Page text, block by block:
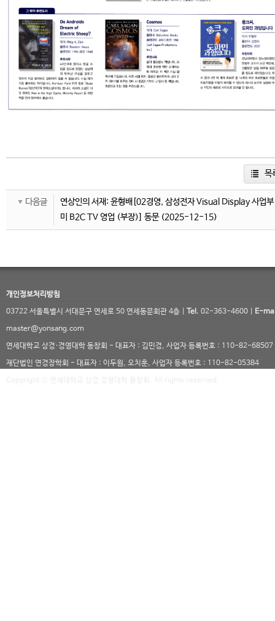
목
다음글
연상인의 서재: 윤형배[02경영, 삼성전자 Visual Display 사업부
미 B2C TV 영업 (부장)] 동문(2025-12-15)
개인정보처리방침
03722 서울특별시 서대문구 연세로 50 연세동문회관 4층 |
Tel. 02-363-4600 | E-
master@yonsang.com
연세대학교 상경·경영대학 동창회 - 대표자 : 김민경, 사업자 등록번호 : 110-82-68507
재단법인 연경장학회 - 대표자 : 이두원, 오치훈, 사업자 등록번호 : 110-82-05384